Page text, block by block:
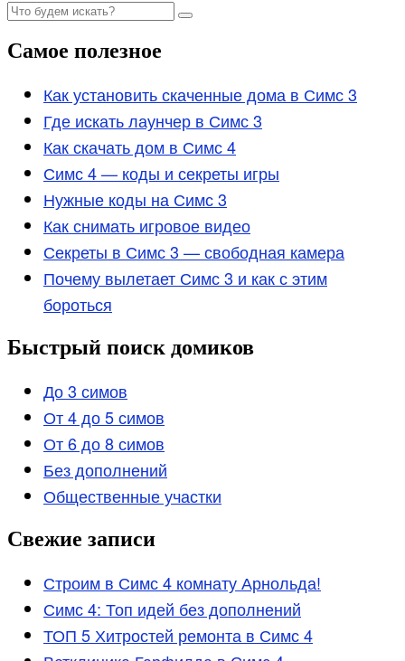
боковой
панели
Найти:
Поиск
Самое полезное
Как установить скаченные дома в Симс 3
Где искать лаунчер в Симс 3
Как скачать дом в Симс 4
Симс 4 — коды и секреты игры
Нужные коды на Симс 3
Как снимать игровое видео
Секреты в Симс 3 — свободная камера
Почему вылетает Симс 3 и как с этим
бороться
Быстрый поиск домиков
До 3 симов
От 4 до 5 симов
От 6 до 8 симов
Без дополнений
Общественные участки
Свежие записи
Строим в Симс 4 комнату Арнольда!
Симс 4: Топ идей без дополнений
ТОП 5 Хитростей ремонта в Симс 4